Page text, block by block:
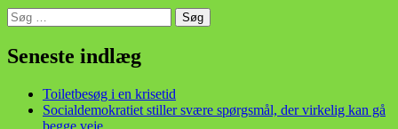
Søg
efter:
Seneste indlæg
Toiletbesøg i en krisetid
Socialdemokratiet stiller svære spørgsmål, der virkelig kan gå
begge veje